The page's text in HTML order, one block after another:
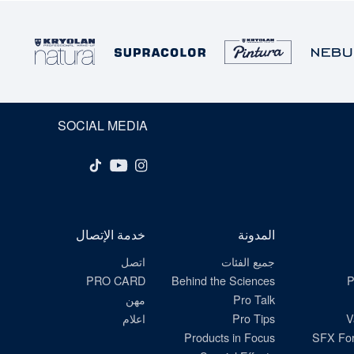
SOCIAL MEDIA
SFX
المدونة
جميع الفئات
Behind the Sciences
Pro Talk
Pro Tips
Products in Focus
خدمة الإتصال
اتصل
PRO CARD
مهن
اعلام